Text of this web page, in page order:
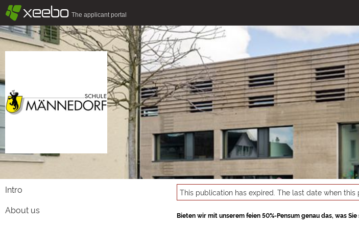
§xeebo The applicant portal
Intro
About us
This publication has expired. The last date when
Bieten wir mit unserem feien 50%-Pensum genau das, was Sie